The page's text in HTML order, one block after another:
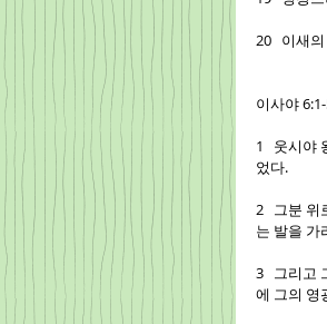
20   이새
이사야
1   웃시
었다.
2   그분
는 발을 가
3   그리
에 그의 영